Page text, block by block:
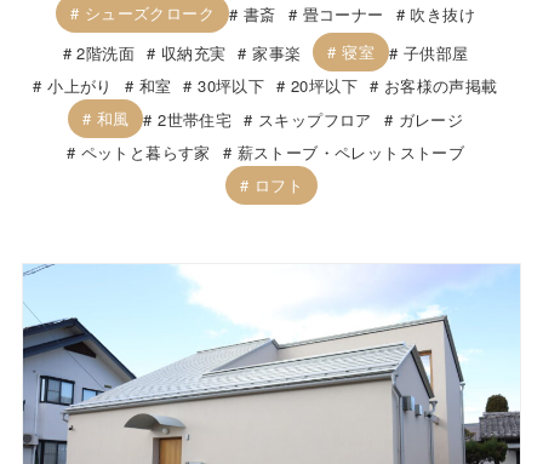
シューズクローク
書斎 畳コーナー
吹き抜け
2階洗面
収納充実 家事楽 寝室
子供部屋
小上がり
和室 30坪以下 20坪以下
お客様の声掲載
和風
2世帯住宅 スキップフロア
ガレージ
ペットと暮らす家
薪ストーブ・ペレットストーブ
ロフト